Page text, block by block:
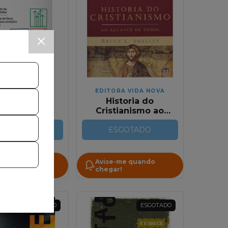
VIDA NOVA
| Timothy
EDITORA VIDA NOVA
Historia do
Cristianismo ao
Alcance de Todos
ESGOTADO
Avise-me quando
chegar!
ESGOTADO ESGOTADO